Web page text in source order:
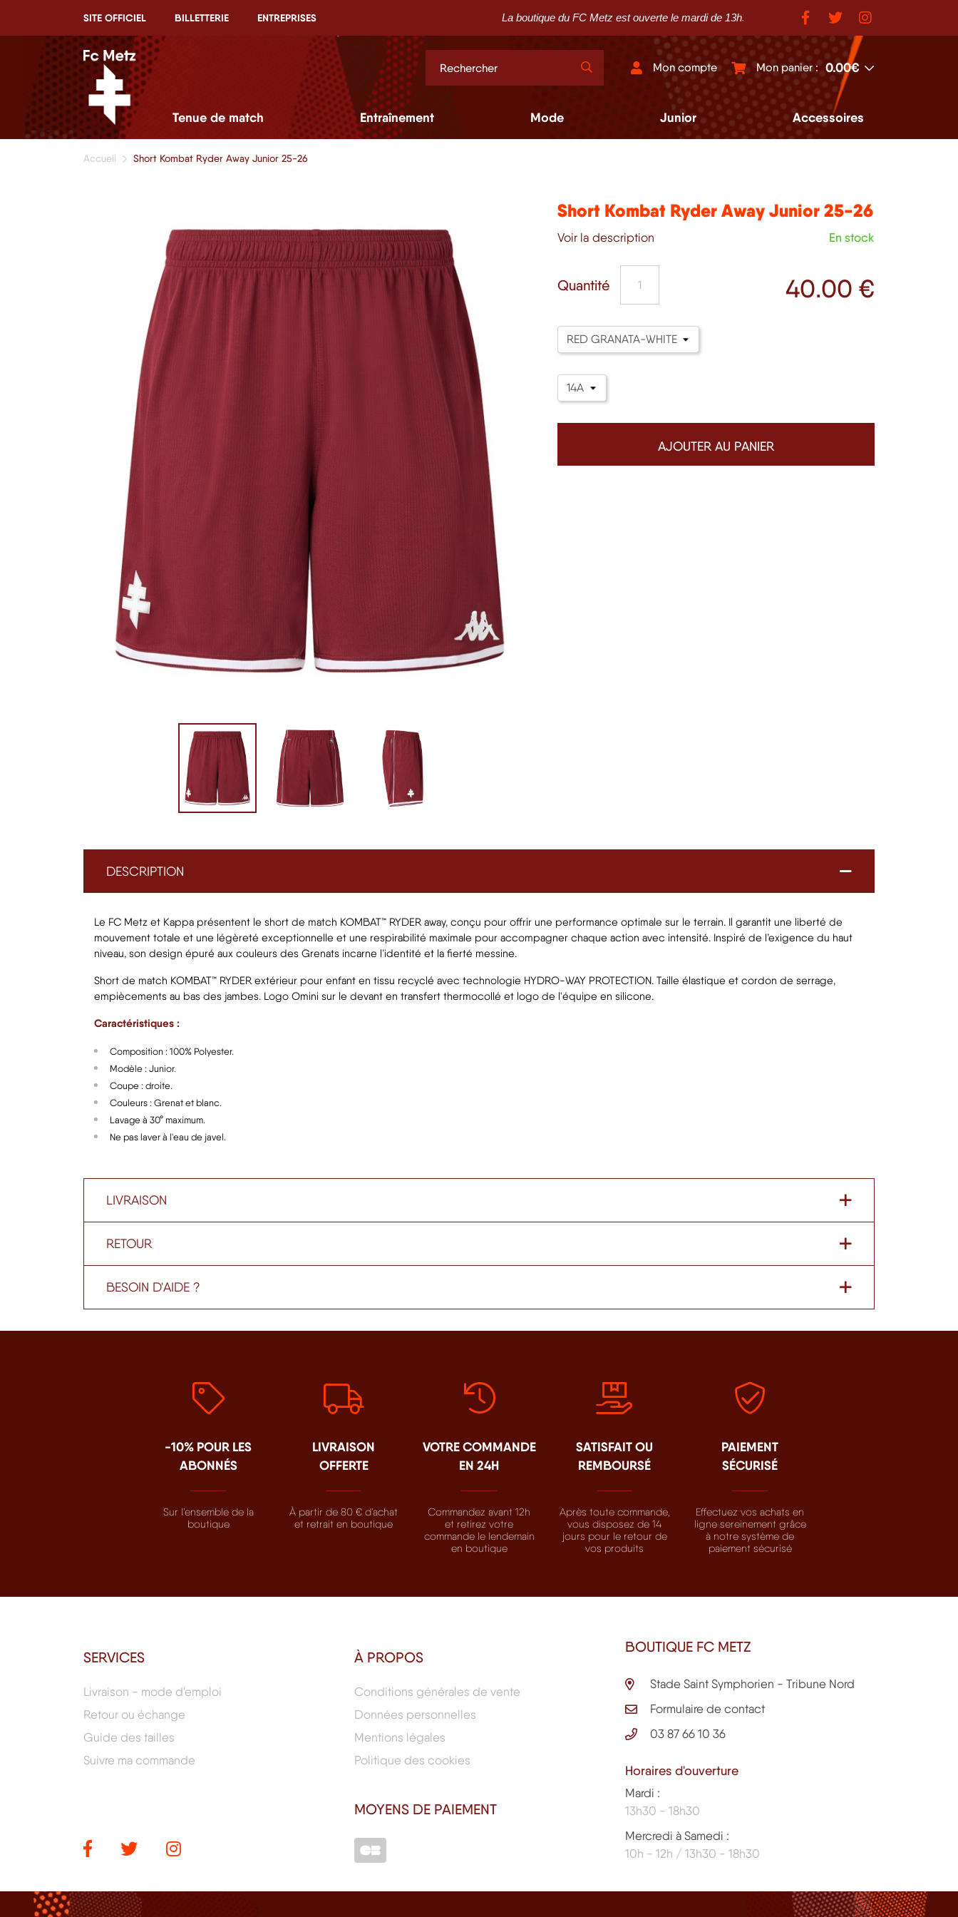
SITE OFFICIEL BILLETTERIE ENTREPRISES La boutique du FC Metz est ouverte le mardi de 13h30 à 18h30 et du mercredi au samedi de 10h à 12h et
Mon compte Mon panier : 0.00€
Tenue de match Entraînement Mode Junior Accessoires
Accueil Short Kombat Ryder Away Junior 25-26
Short Kombat Ryder Away Junior 25-26
Voir la description En stock
Quantité 40.00 €
AJOUTER AU PANIER
DESCRIPTION
Le FC Metz et Kappa présentent le short de match KOMBAT™ RYDER away, conçu pour offrir une performance optimale sur le terrain. Il garantit une liberté de
mouvement totale et une légèreté exceptionnelle et une respirabilité maximale pour accompagner chaque action avec intensité. Inspiré de l’exigence du haut
niveau, son design épuré aux couleurs des Grenats incarne l’identité et la fierté messine.
Short de match KOMBAT™ RYDER extérieur pour enfant en tissu recyclé avec technologie HYDRO-WAY PROTECTION. Taille élastique et cordon de serrage,
empiècements au bas des jambes. Logo Omini sur le devant en transfert thermocollé et logo de l'équipe en silicone.
Caractéristiques :
Composition : 100% Polyester.
Modèle : Junior.
Coupe : droite.
Couleurs : Grenat et blanc.
Lavage à 30° maximum.
Ne pas laver à l'eau de javel.
LIVRAISON
RETOUR
BESOIN D'AIDE ?
-10% POUR LES
ABONNÉS
Sur l’ensemble de la
boutique
LIVRAISON
OFFERTE
À partir de 80 € d’achat
et retrait en boutique
VOTRE COMMANDE
EN 24H
Commandez avant 12h
et retirez votre
commande le lendemain
en boutique
SATISFAIT OU
REMBOURSÉ
Après toute commande,
vous disposez de 14
jours pour le retour de
vos produits
PAIEMENT
SÉCURISÉ
Effectuez vos achats en
ligne sereinement grâce
à notre système de
paiement sécurisé
SERVICES
Livraison - mode d'emploi
Retour ou échange
Guide des tailles
Suivre ma commande
À PROPOS
Conditions générales de vente
Données personnelles
Mentions légales
Politique des cookies
MOYENS DE PAIEMENT
BOUTIQUE FC METZ
Stade Saint Symphorien - Tribune Nord
Formulaire de contact
03 87 66 10 36
Horaires d'ouverture
Mardi :
13h30 - 18h30
Mercredi à Samedi :
10h - 12h / 13h30 - 18h30